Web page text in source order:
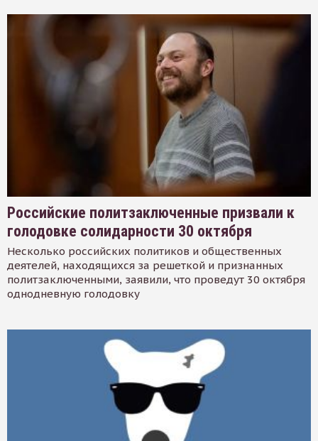
Российские политзаключенные призвали к
голодовке солидарности 30 октября
Несколько российских политиков и общественных
деятелей, находящихся за решеткой и признанных
политзаключенными, заявили, что проведут 30 октября
однодневную голодовку